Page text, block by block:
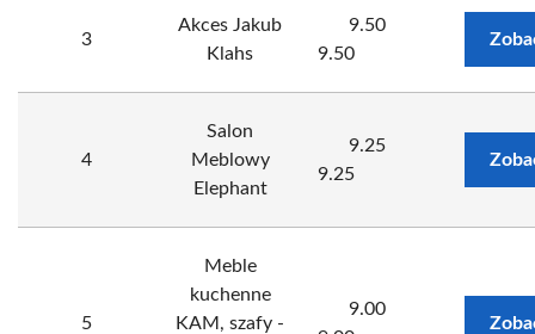
3
Akces Jakub
Klahs
9.50
9.50
4
Salon
Meblowy
Elephant
9.25
9.25
5
Meble
kuchenne
KAM, szafy -
9.00